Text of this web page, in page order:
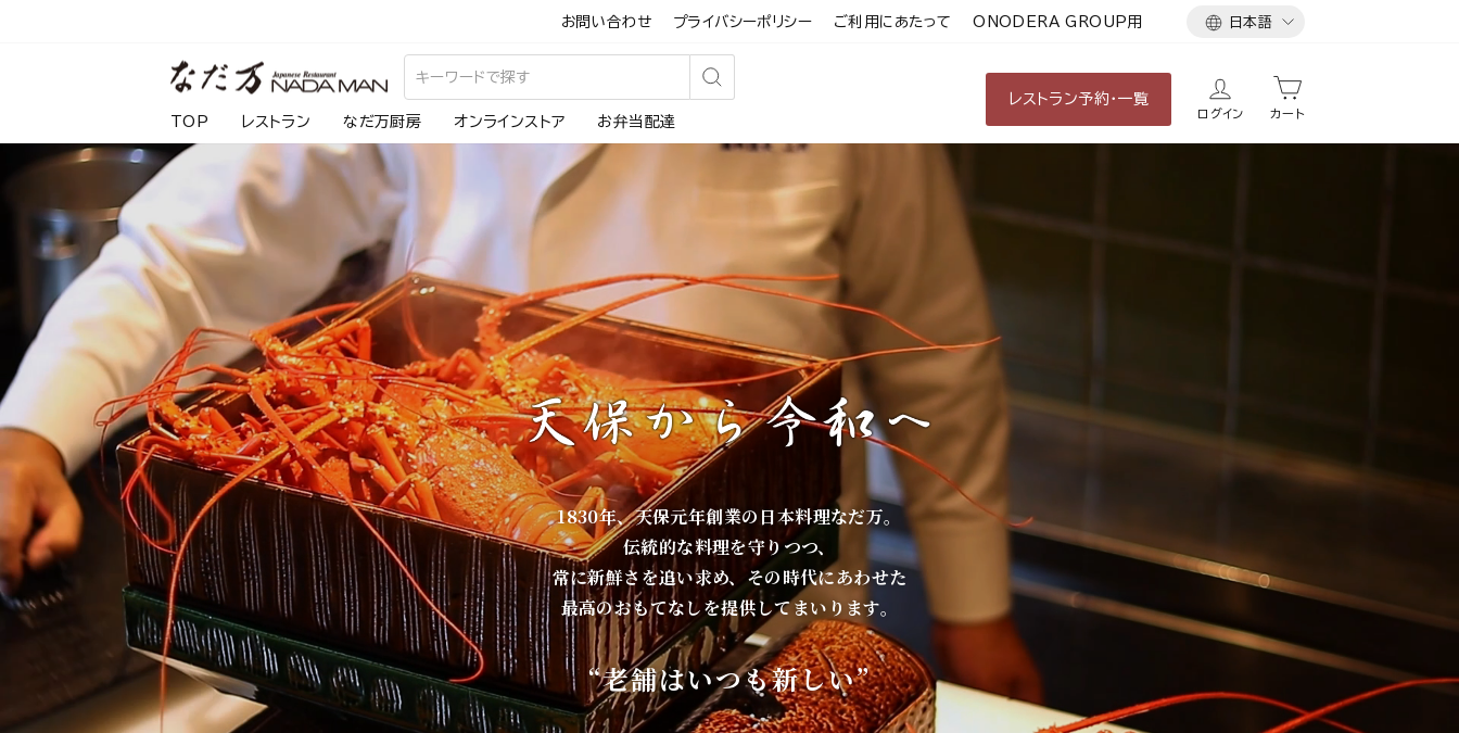
移
動
お問い合わせ プライバシーポリシー ご利用にあたって ONODERA GROUP用
言
日本語
な
だ
万
検
す
TOP レストラン なだ万厨房 オンラインストア お弁当配達
レストラン予約・一覧
ログイン カート
1830年、天保元年創業の日本料理なだ万。
伝統的な料理を守りつつ、
常に新鮮さを追い求め、その時代にあわせた
最高のおもてなしを提供してまいります。
“老舗はいつも新しい”